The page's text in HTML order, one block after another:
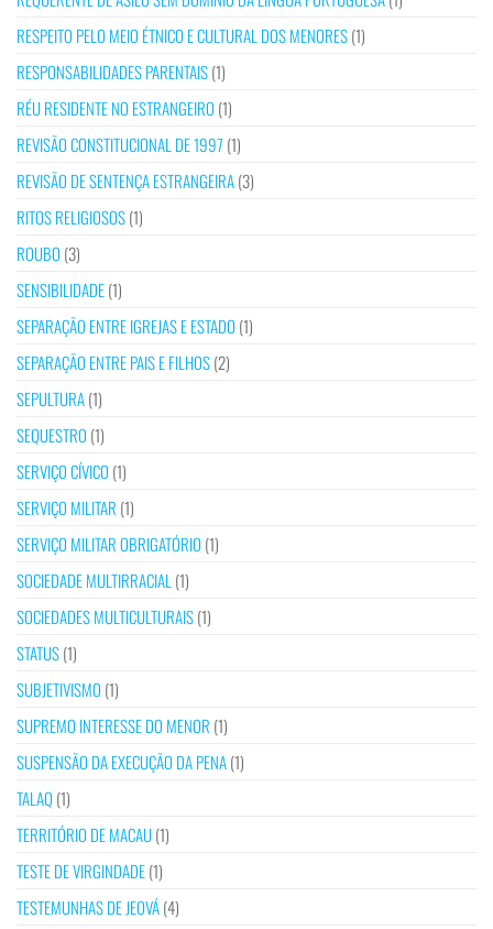
RESPEITO PELO MEIO ÉTNICO E CULTURAL DOS MENORES(1)
RESPONSABILIDADES PARENTAIS(1)
RÉU RESIDENTE NO ESTRANGEIRO (1)
REVISÃO CONSTITUCIONAL DE 1997 (1)
REVISÃO DE SENTENÇA ESTRANGEIRA(3)
RITOS RELIGIOSOS(1)
ROUBO (3)
SENSIBILIDADE(1)
SEPARAÇÃO ENTRE IGREJAS E ESTADO (1)
SEPARAÇÃO ENTRE PAIS E FILHOS(2)
SEPULTURA(1)
SEQUESTRO (1)
SERVIÇO CÍVICO (1)
SERVIÇO MILITAR (1)
SERVIÇO MILITAR OBRIGATÓRIO (1)
SOCIEDADE MULTIRRACIAL (1)
SOCIEDADES MULTICULTURAIS(1)
STATUS(1)
SUBJETIVISMO (1)
SUPREMO INTERESSE DO MENOR (1)
SUSPENSÃO DA EXECUÇÃO DA PENA(1)
TALAQ(1)
TERRITÓRIO DE MACAU(1)
TESTE DE VIRGINDADE(1)
TESTEMUNHAS DE JEOVÁ(4)